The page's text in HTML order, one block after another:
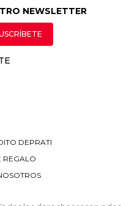
NEWSLETTER
DEPRATI
REGALO